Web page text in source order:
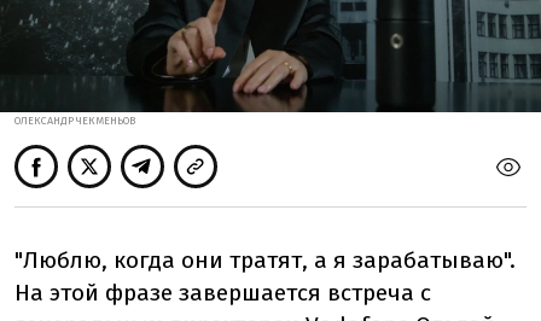
ОЛЕКСАНДР ЧЕКМЕНЬОВ
"Люблю, когда они тратят, а я зарабатываю".
На этой фразе завершается встреча с